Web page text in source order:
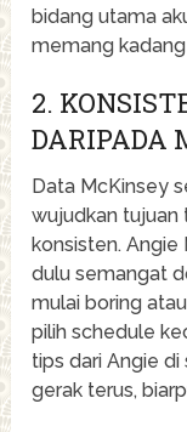
bidang utama
memang
2.
DARIPADA
Data McKinsey
wujudkan tujuan
konsisten.
dulu semangat
mulai boring
pilih schedule
tips dari Angie di
gerak terus,